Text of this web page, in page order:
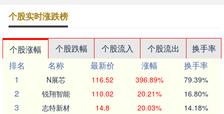
个股实时涨跌榜
个股涨幅 个股跌幅 个股流入 个股流出
换手率
排名
名称 最新价 涨幅
换手率
1
N展芯 116.52 396.89% 79.39%
2 锐翔智能 110.02 20.21% 16.80%
3 志特新材 14.8 20.03% 14.18%